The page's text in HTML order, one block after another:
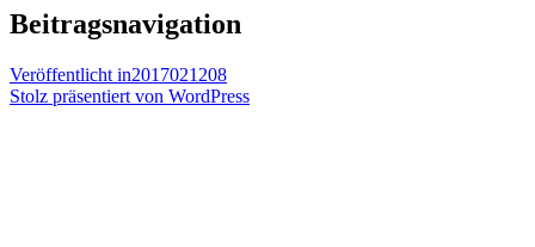
Beitragsnavigation
Veröffentlicht in2017021208
Stolz präsentiert von WordPress